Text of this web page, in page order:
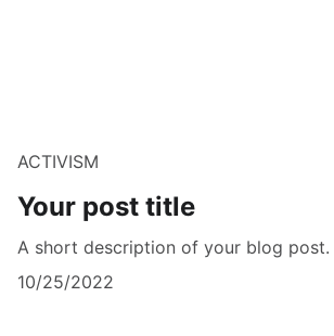
ACTIVISM
Your post title
A short description of your blog post.
10/25/2022